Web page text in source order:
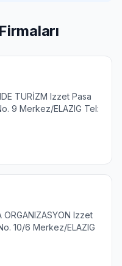
TURİZM Izzet Pasa
9 Merkez/ELAZIG Tel:
Izzet
10/6 Merkez/ELAZIG